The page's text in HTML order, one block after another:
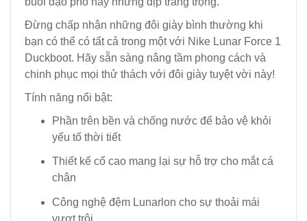
Đừng chấp nhận những đôi giày bình thường khi
bạn có thể có tất cả trong một với Nike Lunar Force 1
Duckboot. Hãy sẵn sàng nâng tầm phong cách và
chinh phục mọi thử thách với đôi giày tuyệt vời này!
Tính năng nổi bật:
Phần trên bền và chống nước để bảo vệ khỏi
yếu tố thời tiết
Thiết kế cổ cao mang lại sự hỗ trợ cho mắt cá
chân
Công nghệ đệm Lunarlon cho sự thoải mái
vượt trội